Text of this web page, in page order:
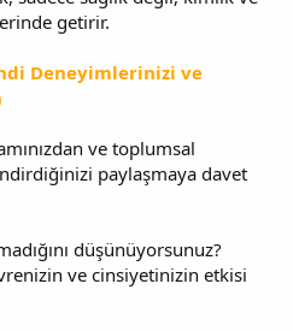
getirir.
Deneyimlerinizi ve
ve toplumsal
paylaşmaya davet
düşünüyorsunuz?
ve cinsiyetinizin etkisi